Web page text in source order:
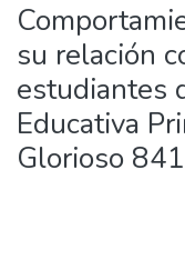
su relación
estudiantes
Educativa
Glorioso